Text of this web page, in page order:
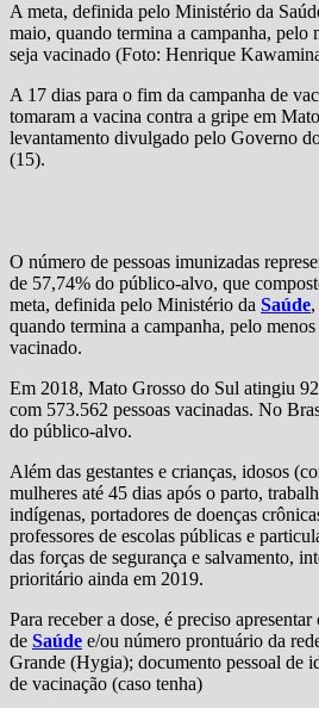
A meta, definida pelo Ministério da
maio, quando termina a campanha,
seja vacinado (Foto: Henrique
A 17 dias para o fim da campanha de
tomaram a vacina contra a gripe em
levantamento divulgado pelo Governo
(15).
O número de pessoas imunizadas
de 57,74% do público-alvo, que
meta, definida pelo Ministério da Saúde
quando termina a campanha, pelo
vacinado.
Em 2018, Mato Grosso do Sul atingiu
com 573.562 pessoas vacinadas. No
do público-alvo.
Além das gestantes e crianças, idosos
mulheres até 45 dias após o parto,
indígenas, portadores de doenças
professores de escolas públicas e
das forças de segurança e salvamento,
prioritário ainda em 2019.
Para receber a dose, é preciso
de Saúde e/ou número prontuário da
Grande (Hygia); documento pessoal de
de vacinação (caso tenha)